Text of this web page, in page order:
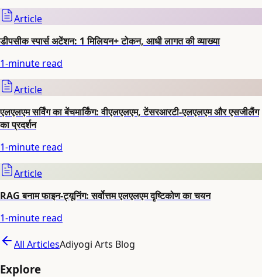
Article
डीपसीक स्पार्स अटेंशन: 1 मिलियन+ टोकन, आधी लागत की व्याख्या
1-minute read
Article
एलएलएम सर्विंग का बेंचमार्किंग: वीएलएलएम, टेंसरआरटी-एलएलएम और एसजीलैंग
का प्रदर्शन
1-minute read
Article
RAG बनाम फाइन-ट्यूनिंग: सर्वोत्तम एलएलएम दृष्टिकोण का चयन
1-minute read
All ArticlesAdiyogi Arts Blog
Explore